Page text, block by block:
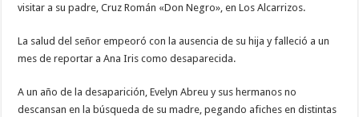
visitar a su padre, Cruz Román «Don Negro», en Los Alcarrizos.
La salud del señor empeoró con la ausencia de su hija y falleció a un
mes de reportar a Ana Iris como desaparecida.
A un año de la desaparición, Evelyn Abreu y sus hermanos no
descansan en la búsqueda de su madre, pegando afiches en distintas